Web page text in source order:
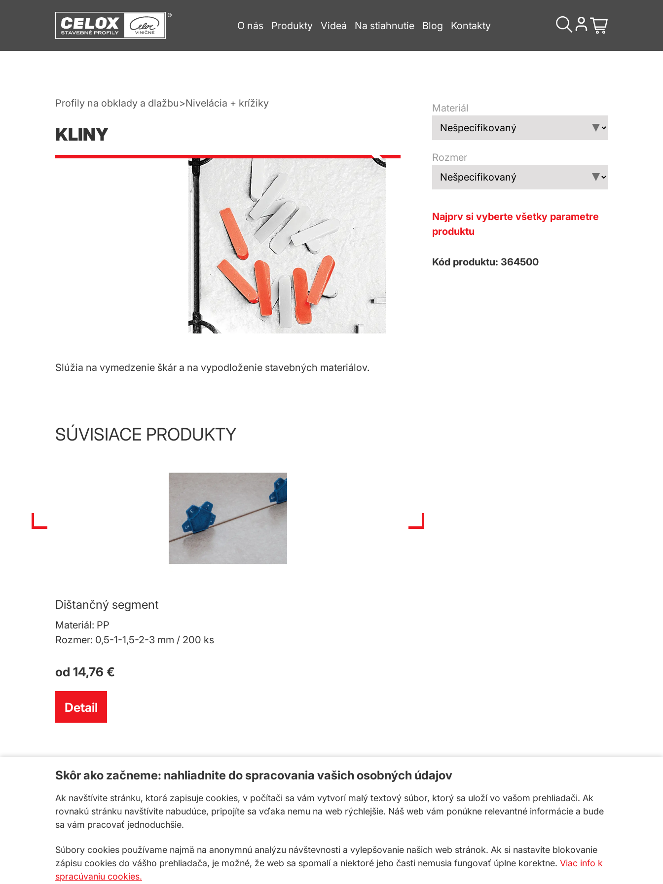
O nás Produkty Videá Na stiahnutie Blog Kontakty
Profily na obklady a dlažbu Nivelácia + krížiky
KLINY
Slúžia na vymedzenie škár a na vypodloženie stavebných materiálov.
SÚVISIACE PRODUKTY
Dištančný segment
Materiál: PP
Rozmer: 0,5-1-1,5-2-3 mm / 200 ks
od 14,76 €
Detail
Materiál
Rozmer
Najprv si vyberte všetky parametre
produktu
Kód produktu: 364500
Skôr ako začneme: nahliadnite do spracovania vašich osobných údajov
Ak navštívite stránku, ktorá zapisuje cookies, v počítači sa vám vytvorí malý textový súbor, ktorý sa uloží vo vašom prehliadači. Ak
rovnakú stránku navštívite nabudúce, pripojíte sa vďaka nemu na web rýchlejšie. Náš web vám ponúkne relevantné informácie a bude
sa vám pracovať jednoduchšie.
Súbory cookies používame najmä na anonymnú analýzu návštevnosti a vylepšovanie našich web stránok. Ak si nastavíte blokovanie
zápisu cookies do vášho prehliadača, je možné, že web sa spomalí a niektoré jeho časti nemusia fungovať úplne korektne. Viac info k
spracúvaniu cookies.